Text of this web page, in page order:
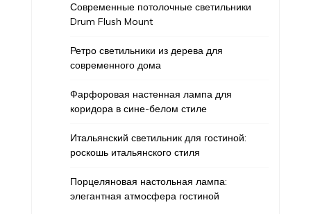
Современные потолочные светильники
Drum Flush Mount
Ретро светильники из дерева для
современного дома
Фарфоровая настенная лампа для
коридора в сине-белом стиле
Итальянский светильник для гостиной:
роскошь итальянского стиля
Порцеляновая настольная лампа:
элегантная атмосфера гостиной